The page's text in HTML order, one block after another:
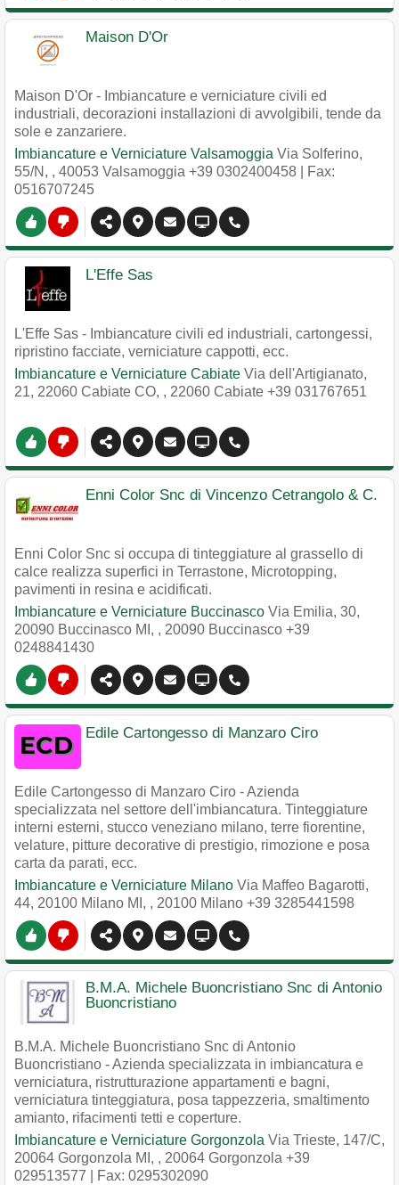
Maison D'Or
Maison D'Or - Imbiancature e verniciature civili ed
industriali, decorazioni installazioni di avvolgibili, tende da
sole e zanzariere.
Imbiancature e Verniciature Valsamoggia Via Solferino,
55/N, , 40053 Valsamoggia +39 0302400458 | Fax:
0516707245
L'Effe Sas
L'Effe Sas - Imbiancature civili ed industriali, cartongessi,
ripristino facciate, verniciature cappotti, ecc.
Imbiancature e Verniciature Cabiate Via dell'Artigianato,
21, 22060 Cabiate CO, , 22060 Cabiate +39 031767651
Enni Color Snc di Vincenzo Cetrangolo & C.
Enni Color Snc si occupa di tinteggiature al grassello di
calce realizza superfici in Terrastone, Microtopping,
pavimenti in resina e acidificati.
Imbiancature e Verniciature Buccinasco Via Emilia, 30,
20090 Buccinasco MI, , 20090 Buccinasco +39
0248841430
Edile Cartongesso di Manzaro Ciro
Edile Cartongesso di Manzaro Ciro - Azienda
specializzata nel settore dell'imbiancatura. Tinteggiature
interni esterni, stucco veneziano milano, terre fiorentine,
velature, pitture decorative di prestigio, rimozione e posa
carta da parati, ecc.
Imbiancature e Verniciature Milano Via Maffeo Bagarotti,
44, 20100 Milano MI, , 20100 Milano +39 3285441598
B.M.A. Michele Buoncristiano Snc di Antonio
Buoncristiano
B.M.A. Michele Buoncristiano Snc di Antonio
Buoncristiano - Azienda specializzata in imbiancatura e
verniciatura, ristrutturazione appartamenti e bagni,
verniciatura tinteggiatura, posa tappezzeria, smaltimento
amianto, rifacimenti tetti e coperture.
Imbiancature e Verniciature Gorgonzola Via Trieste, 147/C,
20064 Gorgonzola MI, , 20064 Gorgonzola +39
029513577 | Fax: 0295302090